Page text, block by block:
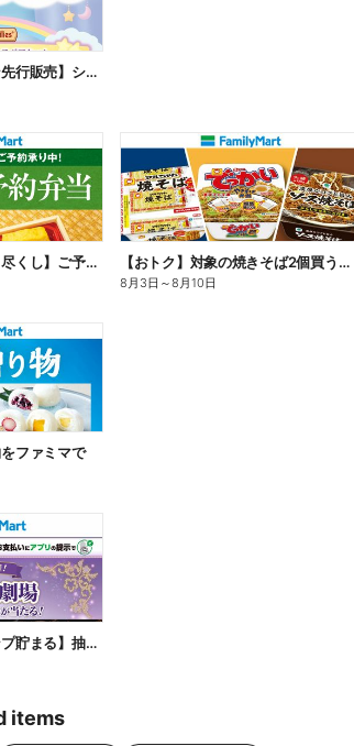
【ファミマオンライン先行販売】シルバニアファミリー
【旨さ格別、こだわり尽くし】ご予約弁当 【おトク】対象の焼きそば2個買うと100円引き!
8月3日 ～8月10日
をファミマで
【ファミペイでスタンプ貯まる】抽選でペアチケットが当たる!
items